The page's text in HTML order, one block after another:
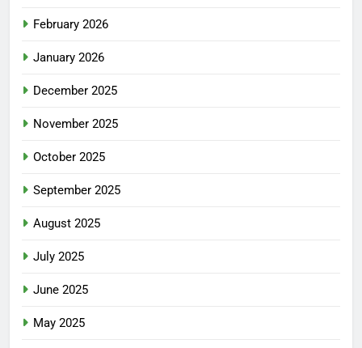
February 2026
January 2026
December 2025
November 2025
October 2025
September 2025
August 2025
July 2025
June 2025
May 2025